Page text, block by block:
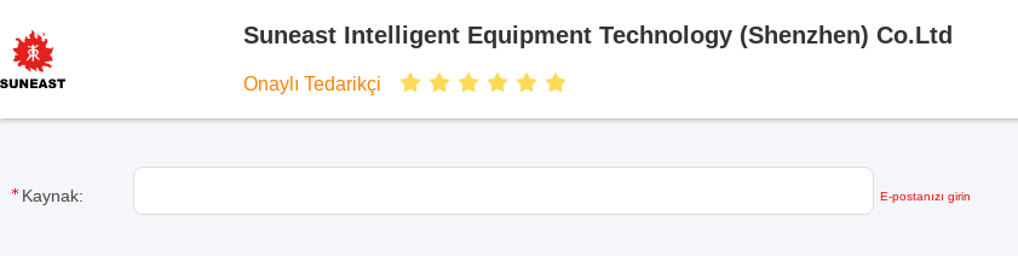
Suneast Intelligent Equipment Technology (Shenzhen) Co.Ltd
Onaylı Tedarikçi
Kaynak: E-postanızı girin